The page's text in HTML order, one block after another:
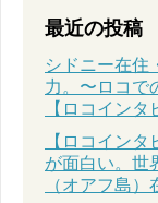
最近の投稿
シドニー在住
力。〜ロコで
【ロコインタ
【ロコイン
が面白い。世
（オアフ島